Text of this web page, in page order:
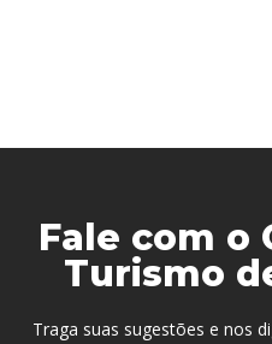
Fale com o
Turismo
Traga suas sugestões e nos